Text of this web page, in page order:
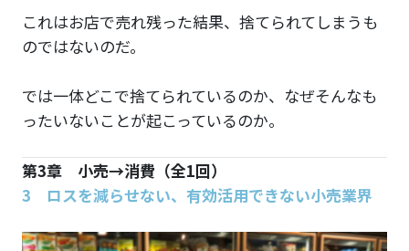
これはお店で売れ残った結果、捨てられてしまうも
のではないのだ。
では一体どこで捨てられているのか、なぜそんなも
ったいないことが起こっているのか。
第3章 小売→消費（全1回）
3 ロスを減らせない、有効活用できない小売業界